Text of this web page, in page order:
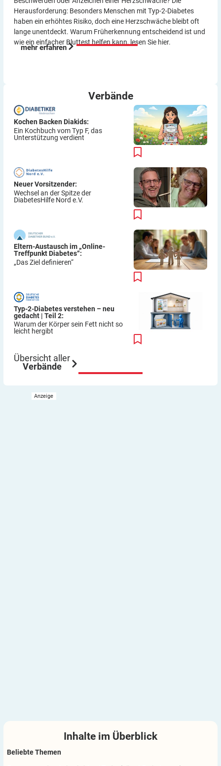
Herausforderung: Besonders Menschen mit Typ-2-Diabetes
haben ein erhöhtes Risiko, doch eine Herzschwäche bleibt oft
lange unentdeckt. Warum Früherkennung entscheidend ist und
wie ein einfacher Bluttest helfen kann, lesen Sie hier.
mehr erfahren
Verbände
Kochen Backen Diakids:
Ein Kochbuch vom Typ F, das
Unterstützung verdient
Neuer Vorsitzender:
Wechsel an der Spitze der
DiabetesHilfe Nord e.V.
Eltern-Austausch im „Online-
Treffpunkt Diabetes“:
„Das Ziel definieren“
Typ-2-Diabetes verstehen – neu
gedacht | Teil 2:
Warum der Körper sein Fett nicht so
leicht hergibt
Übersicht aller
Verbände
Inhalte im Überblick
Beliebte Themen